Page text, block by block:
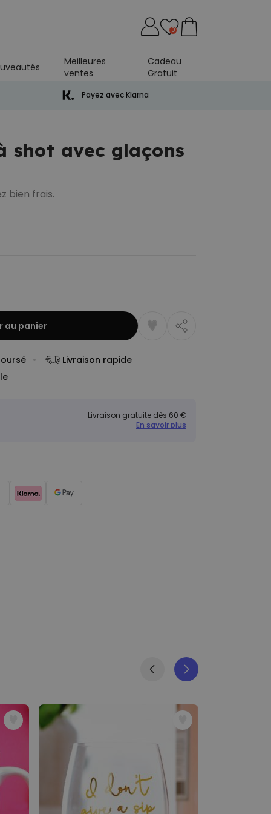
0
Meilleures
ventes
Cadeau
Gratuit
Payez avec Klarna
shot avec glaçons
bien frais.
au panier
Livraison rapide
Livraison gratuite dès 60 €
En savoir plus